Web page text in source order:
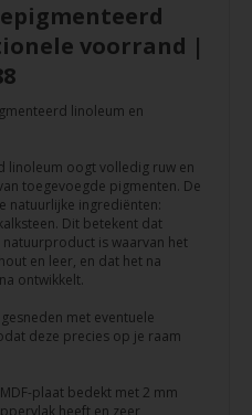
voorrand |
linoleum en
linoleum oogt volledig ruw en
toegevoegde pigmenten. De
natuurlijke ingrediënten:
Dit betekent dat
is waarvan het
en leer, en dat het na
ontwikkelt.
met eventuele
deze precies op je raam
plaat bedekt met 2 mm